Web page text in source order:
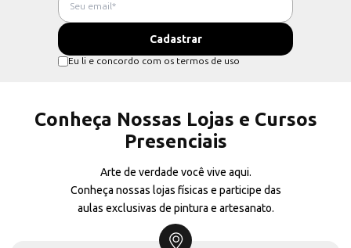
Eu li e concordo com os termos de uso
Conheça Nossas Lojas e Cursos
Presenciais
Arte de verdade você vive aqui.
Conheça nossas lojas físicas e participe das
aulas exclusivas de pintura e artesanato.